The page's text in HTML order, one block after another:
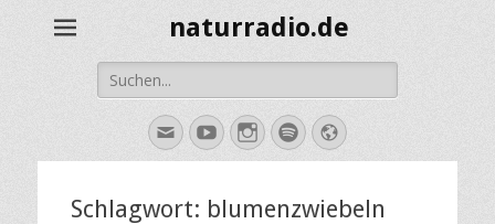
naturradio.de
Suche
nach:
E-
Mail
YouTubeInstagram
SpotifyWebsite
Schlagwort: blumenzwiebeln